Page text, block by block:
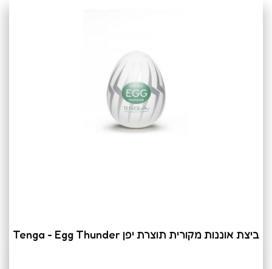
ביצת אוננות מקורית תוצרת יפן Tenga - Egg Thunder